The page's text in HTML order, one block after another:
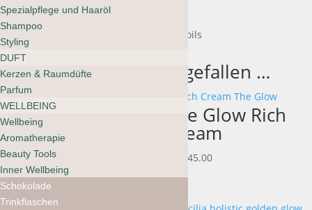
*Certified Organic
†A natural component of essential oils
Das könnte dir auch gefallen …
Innersense Hair Love
Prep Spray
CHF16.00
The Glow Rich
Cream
45.00
Spezialpflege und Haaröl
Shampoo
Styling
DUFT
Kerzen & Raumdüfte
Parfum
WELLBEING
Wellbeing
Aromatherapie
Beauty Tools
Inner Wellbeing
Schokolade
Trinkflaschen